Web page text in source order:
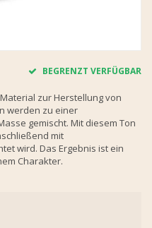
BEGRENZT VERFÜGBAR
zur Herstellung von
werden zu einer
gemischt. Mit diesem Ton
mit
wird. Das Ergebnis ist ein
Charakter.